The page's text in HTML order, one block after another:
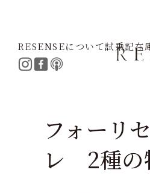
RESENSEについて試乗記在
Home Journal マセラテ
フォーリ
レ 2種の